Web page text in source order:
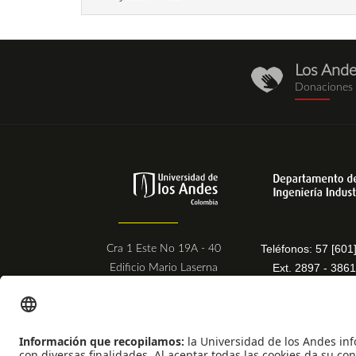
Los
Donaciones
Cra 1 Este No 19A - 40
Edificio Mario Laserna
Teléfonos: 57
Ext. 2897 -